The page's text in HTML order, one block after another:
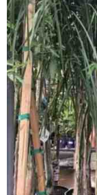
Trafik
Hayatını
DOLAR
47,7111